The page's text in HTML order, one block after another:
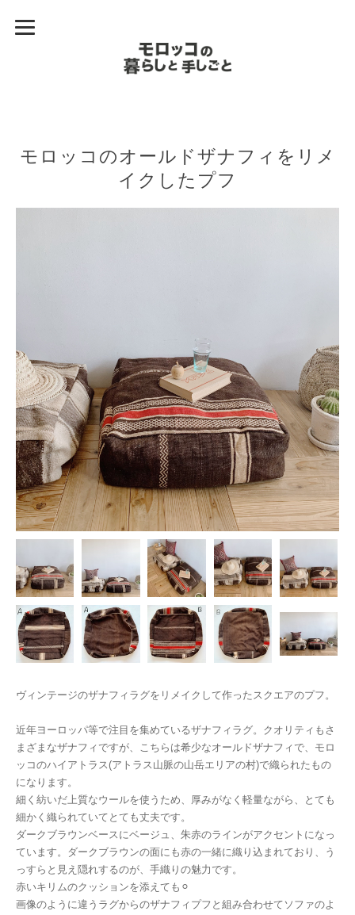
モロッコのオールドザナフィをリメ
イクしたプフ
ヴィンテージのザナフィラグをリメイクして作ったスクエアのプフ。
近年ヨーロッパ等で注目を集めているザナフィラグ。クオリティもさ
まざまなザナフィですが、こちらは希少なオールドザナフィで、モロ
ッコのハイアトラス(アトラス山脈の山岳エリアの村)で織られたもの
になります。
細く紡いだ上質なウールを使うため、厚みがなく軽量ながら、とても
細かく織られていてとても丈夫です。
ダークブラウンベースにベージュ、朱赤のラインがアクセントになっ
ています。ダークブラウンの面にも赤の一緒に織り込まれており、う
っすらと見え隠れするのが、手織りの魅力です。
赤いキリムのクッションを添えても⚪︎
画像のように違うラグからのザナフィプフと組み合わせてソファのよ